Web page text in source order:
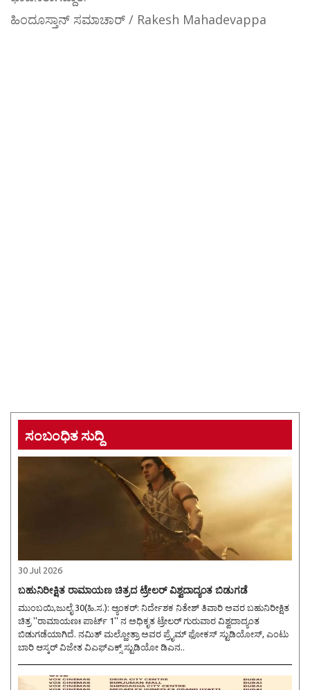
ಹಿಂದೂಸ್ತಾನ್ ಸಮಾಚಾರ್ / Rakesh Mahadevappa
ಸಂಬಂಧಿತ ಸುದ್ದಿ
30 Jul 2026
ಬಹುನಿರೀಕ್ಷಿತ ರಾಮಾಯಣ ಚಿತ್ರದ ಟ್ರೇಲರ್ ವಿಶ್ವದಾದ್ಯಂತ ಬಿಡುಗಡೆ
ಮುಂಬಯಿ,ಜುಲೈ 30(ಹಿ.ಸ.): ಆ್ಯಂಕರ್: ನಿರ್ದೇಶಕ ನಿತೇಶ್ ತಿವಾರಿ ಅವರ ಬಹುನಿರೀಕ್ಷಿತ
ಚಿತ್ರ ''ರಾಮಾಯಣಃ ಪಾರ್ಟ್ 1'' ನ ಅಧಿಕೃತ ಟ್ರೇಲರ್ ಗುರುವಾರ ವಿಶ್ವದಾದ್ಯಂತ
ಬಿಡುಗಡೆಯಾಗಿದೆ. ನಮಿತ್ ಮಲ್ಹೋತ್ರಾ ಅವರ ಪ್ರೈಮ್ ಫೋಕಸ್ ಸ್ಟುಡಿಯೋಸ್, ಎಂಟು
ಬಾರಿ ಆಸ್ಕರ್ ವಿಜೇತ ವಿಎಫ್ಎಕ್ಸ್ ಸ್ಟುಡಿಯೋ ಡಿಎನ..